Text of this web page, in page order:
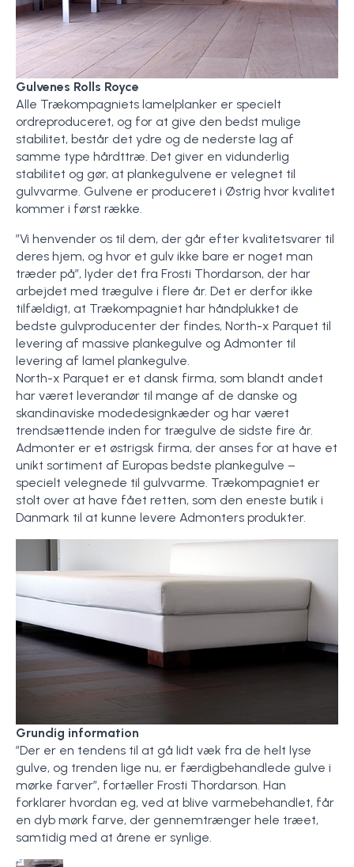
Gulvenes Rolls Royce
Alle Trækompagniets lamelplanker er specielt
ordreproduceret, og for at give den bedst mulige
stabilitet, består det ydre og de nederste lag af
samme type hårdttræ. Det giver en vidunderlig
stabilitet og gør, at plankegulvene er velegnet til
gulvvarme. Gulvene er produceret i Østrig hvor kvalitet
kommer i først række.
”Vi henvender os til dem, der går efter kvalitetsvarer til
deres hjem, og hvor et gulv ikke bare er noget man
træder på”, lyder det fra Frosti Thordarson, der har
arbejdet med trægulve i flere år. Det er derfor ikke
tilfældigt, at Trækompagniet har håndplukket de
bedste gulvproducenter der findes, North-x Parquet til
levering af massive plankegulve og Admonter til
levering af lamel plankegulve.
North-x Parquet er et dansk firma, som blandt andet
har været leverandør til mange af de danske og
skandinaviske modedesignkæder og har været
trendsættende inden for trægulve de sidste fire år.
Admonter er et østrigsk firma, der anses for at have et
unikt sortiment af Europas bedste plankegulve –
specielt velegnede til gulvvarme. Trækompagniet er
stolt over at have fået retten, som den eneste butik i
Danmark til at kunne levere Admonters produkter.
Grundig information
”Der er en tendens til at gå lidt væk fra de helt lyse
gulve, og trenden lige nu, er færdigbehandlede gulve i
mørke farver”, fortæller Frosti Thordarson. Han
forklarer hvordan eg, ved at blive varmebehandlet, får
en dyb mørk farve, der gennemtrænger hele træet,
samtidig med at årene er synlige.